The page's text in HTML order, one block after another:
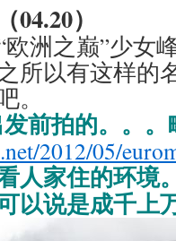
04.20）
洲之巅”少女
所以有这样的
。
前拍的。。。
2012/05/
人家住的环境
以说是成千上